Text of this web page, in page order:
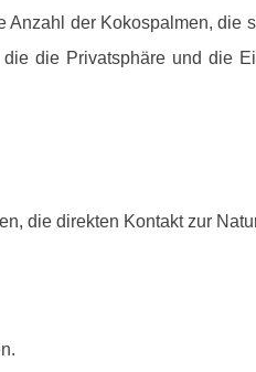
der Kokospalmen, die
die Privatsphäre und die
die direkten Kontakt zur